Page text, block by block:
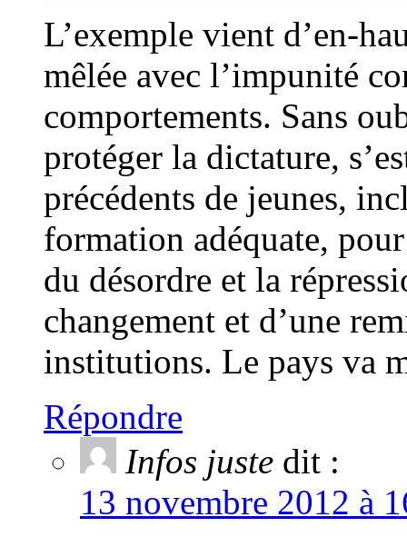
L’exemple vient d’en-
mêlée avec l’impunité
comportements. Sans
protéger la dictature,
précédents de jeunes,
formation adéquate,
du désordre et la
changement et d’une
institutions. Le pays va
Répondre
Infos juste dit :
13 novembre 2012 à